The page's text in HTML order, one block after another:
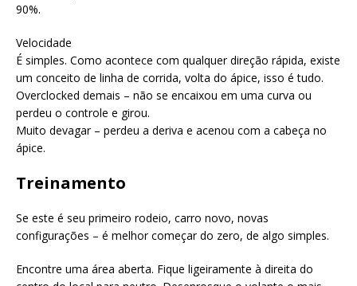
90%.
Velocidade
É simples. Como acontece com qualquer direção rápida, existe
um conceito de linha de corrida, volta do ápice, isso é tudo.
Overclocked demais – não se encaixou em uma curva ou
perdeu o controle e girou.
Muito devagar – perdeu a deriva e acenou com a cabeça no
ápice.
Treinamento
Se este é seu primeiro rodeio, carro novo, novas
configurações – é melhor começar do zero, de algo simples.
Encontre uma área aberta. Fique ligeiramente à direita do